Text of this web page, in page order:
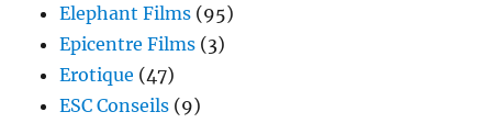
Elephant Films (95)
Epicentre Films (3)
Erotique (47)
ESC Conseils (9)